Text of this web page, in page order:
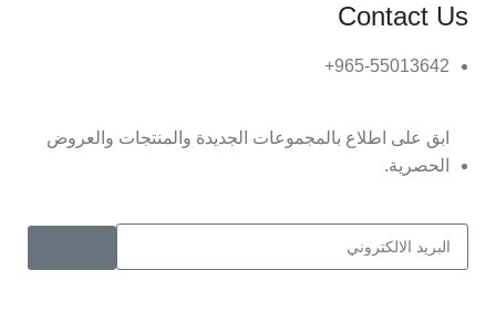
Contact Us
965-55013642+
ابق على اطلاع بالمجموعات الجديدة والمنتجات والعروض
الحصرية.